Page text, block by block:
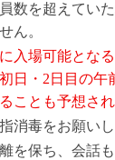
数を超えてい
ん。
入場可能とな
日・2日目の午
ことも予想され
消毒をお願いし
を保ち、会話